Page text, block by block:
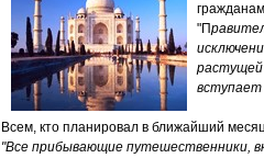
"П
растущей
вступает
Всем, кто планировал в ближайший
"Все прибывающие путешественники,